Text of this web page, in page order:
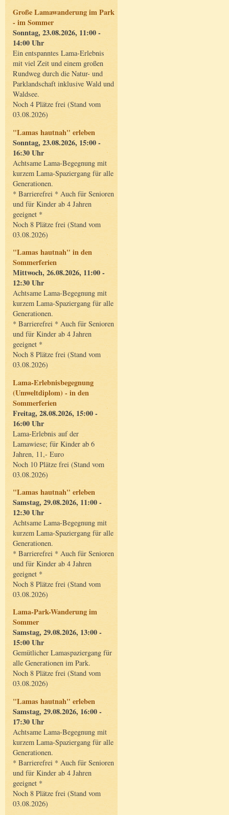
Große Lamawanderung im Park
- im Sommer
Sonntag, 23.08.2026, 11:00 -
14:00 Uhr
Ein entspanntes Lama-Erlebnis
mit viel Zeit und einem großen
Rundweg durch die Natur- und
Parklandschaft inklusive Wald und
Waldsee.
Noch 4 Plätze frei (Stand vom
03.08.2026)
"Lamas hautnah" erleben
Sonntag, 23.08.2026, 15:00 -
16:30 Uhr
Achtsame Lama-Begegnung mit
kurzem Lama-Spaziergang für alle
Generationen.
* Barrierefrei * Auch für Senioren
und für Kinder ab 4 Jahren
geeignet *
Noch 8 Plätze frei (Stand vom
03.08.2026)
"Lamas hautnah" in den
Sommerferien
Mittwoch, 26.08.2026, 11:00 -
12:30 Uhr
Achtsame Lama-Begegnung mit
kurzem Lama-Spaziergang für alle
Generationen.
* Barrierefrei * Auch für Senioren
und für Kinder ab 4 Jahren
geeignet *
Noch 8 Plätze frei (Stand vom
03.08.2026)
Lama-Erlebnisbegegnung
(Umweltdiplom) - in den
Sommerferien
Freitag, 28.08.2026, 15:00 -
16:00 Uhr
Lama-Erlebnis auf der
Lamawiese; für Kinder ab 6
Jahren, 11,- Euro
Noch 10 Plätze frei (Stand vom
03.08.2026)
"Lamas hautnah" erleben
Samstag, 29.08.2026, 11:00 -
12:30 Uhr
Achtsame Lama-Begegnung mit
kurzem Lama-Spaziergang für alle
Generationen.
* Barrierefrei * Auch für Senioren
und für Kinder ab 4 Jahren
geeignet *
Noch 8 Plätze frei (Stand vom
03.08.2026)
Lama-Park-Wanderung im
Sommer
Samstag, 29.08.2026, 13:00 -
15:00 Uhr
Gemütlicher Lamaspaziergang für
alle Generationen im Park.
Noch 8 Plätze frei (Stand vom
03.08.2026)
"Lamas hautnah" erleben
Samstag, 29.08.2026, 16:00 -
17:30 Uhr
Achtsame Lama-Begegnung mit
kurzem Lama-Spaziergang für alle
Generationen.
* Barrierefrei * Auch für Senioren
und für Kinder ab 4 Jahren
geeignet *
Noch 8 Plätze frei (Stand vom
03.08.2026)